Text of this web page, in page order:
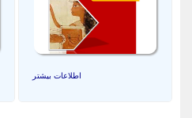
اطلاعات بیشتر